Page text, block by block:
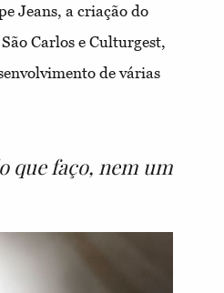
Jeans, a criação do
Carlos e Culturgest,
de várias
que faço, nem um